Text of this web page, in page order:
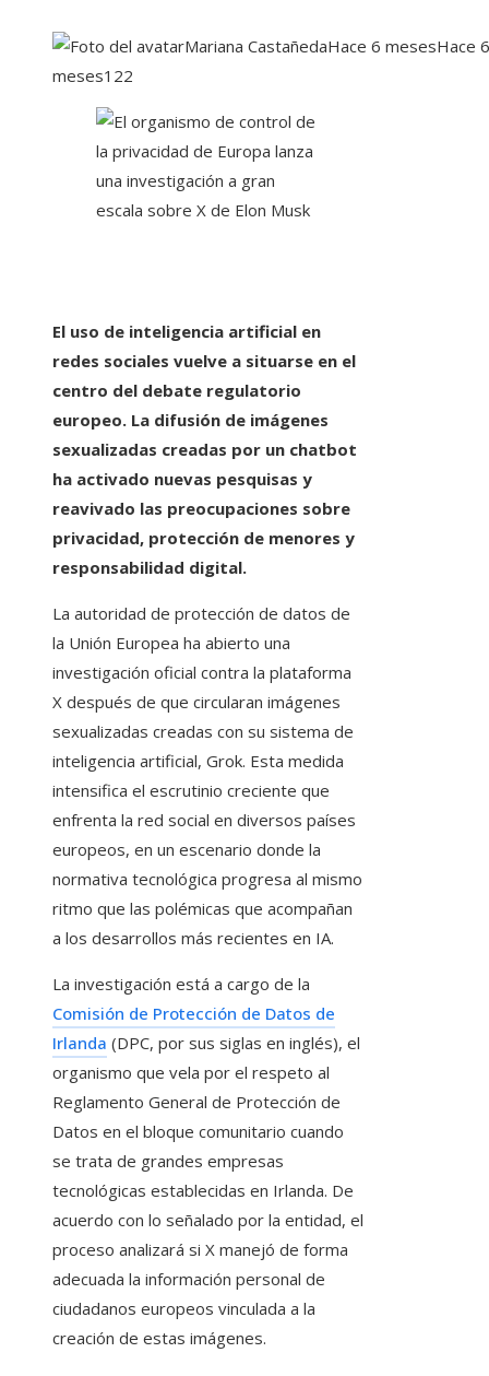
Mariana CastañedaHace 6 mesesHace 6
meses122
El uso de inteligencia artificial en
redes sociales vuelve a situarse en el
centro del debate regulatorio
europeo. La difusión de imágenes
sexualizadas creadas por un chatbot
ha activado nuevas pesquisas y
reavivado las preocupaciones sobre
privacidad, protección de menores y
responsabilidad digital.
La autoridad de protección de datos de
la Unión Europea ha abierto una
investigación oficial contra la plataforma
X después de que circularan imágenes
sexualizadas creadas con su sistema de
inteligencia artificial, Grok. Esta medida
intensifica el escrutinio creciente que
enfrenta la red social en diversos países
europeos, en un escenario donde la
normativa tecnológica progresa al mismo
ritmo que las polémicas que acompañan
a los desarrollos más recientes en IA.
La investigación está a cargo de la
Comisión de Protección de Datos de
Irlanda (DPC, por sus siglas en inglés), el
organismo que vela por el respeto al
Reglamento General de Protección de
Datos en el bloque comunitario cuando
se trata de grandes empresas
tecnológicas establecidas en Irlanda. De
acuerdo con lo señalado por la entidad, el
proceso analizará si X manejó de forma
adecuada la información personal de
ciudadanos europeos vinculada a la
creación de estas imágenes.